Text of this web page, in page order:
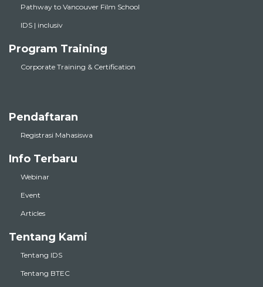
Pathway to Vancouver Film School
IDS | inclusiv
Program Training
Corporate Training & Certification
Pendaftaran
Registrasi Mahasiswa
Info Terbaru
Webinar
Event
Articles
Tentang Kami
Tentang IDS
Tentang BTEC